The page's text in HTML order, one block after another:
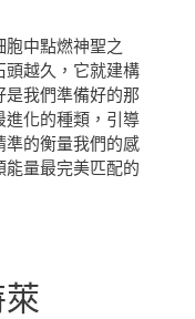
中點燃神聖之
頭越久，它就建構
我們準備好的那
進化的種類，引導
準的衡量我們的感
量最完美匹配的